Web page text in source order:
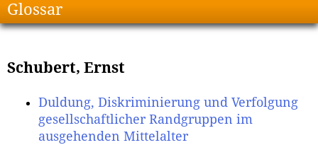
Glossar
Schubert, Ernst
Duldung, Diskriminierung und Verfolgung
gesellschaftlicher Randgruppen im
ausgehenden Mittelalter